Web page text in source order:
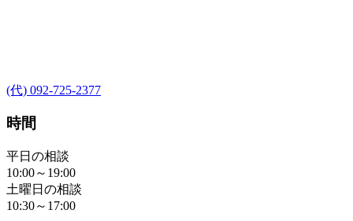
(代) 092-725-2377
時間
平日の相談
10:00～19:00
土曜日の相談
10:30～17:00